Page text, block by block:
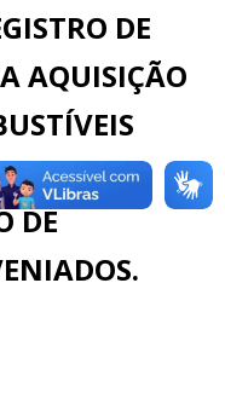
DE
AQUISIÇÃO
DA
DE